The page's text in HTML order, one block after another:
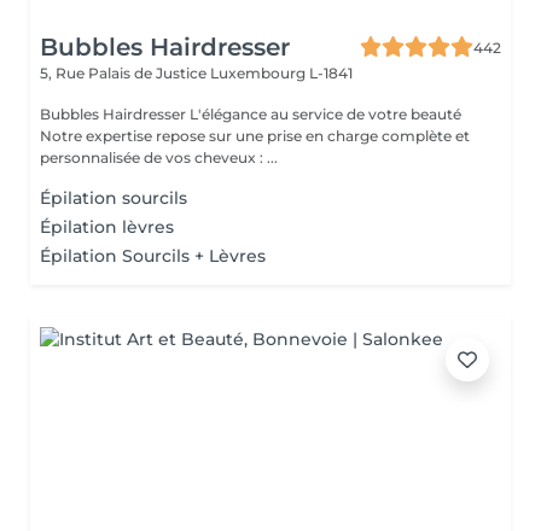
Bubbles Hairdresser
442
5, Rue Palais de Justice Luxembourg L-1841
Bubbles Hairdresser L'élégance au service de votre beauté
Notre expertise repose sur une prise en charge complète et
personnalisée de vos cheveux : ...
Épilation sourcils
Épilation lèvres
Épilation Sourcils + Lèvres